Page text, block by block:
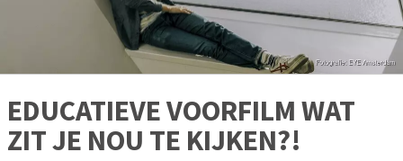
EDUCATIEVE VOORFILM WAT
ZIT JE NOU TE KIJKEN?!